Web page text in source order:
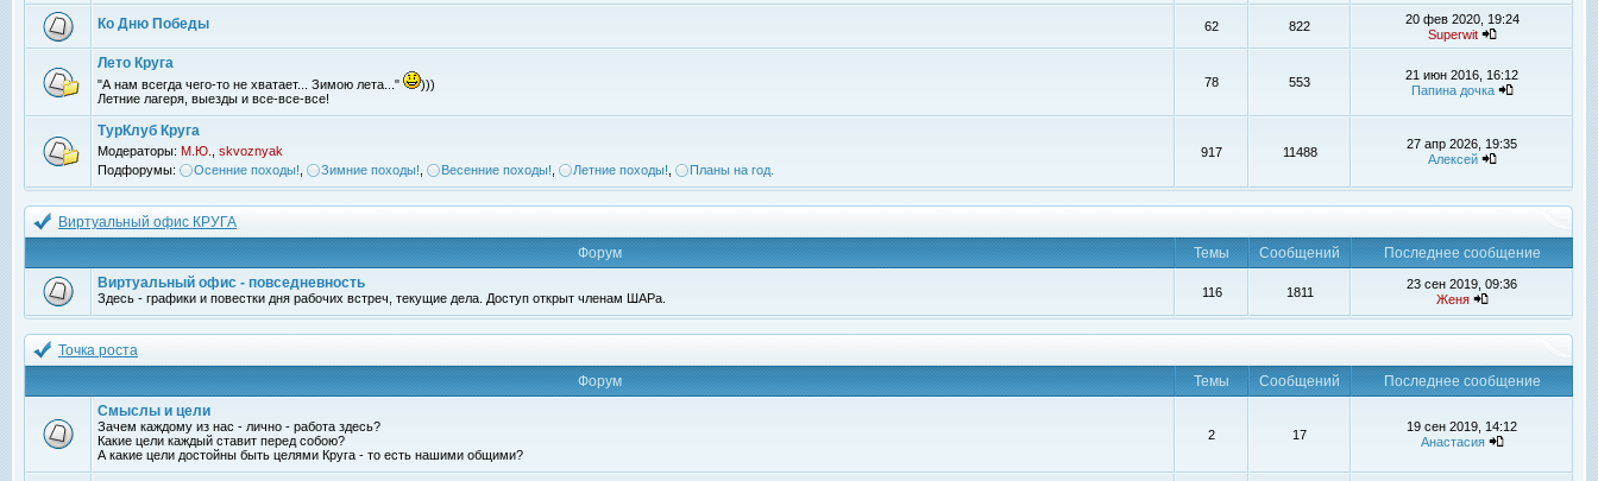
Ко Дню Победы 62 822
20 фев 2020, 19:24
Superwit
Лето Круга
"А нам всегда чего-то не хватает... Зимою лета..."
)))
Летние лагеря, выезды и все-все-все!
78 553
21 июн 2016, 16:12
Папина дочка
ТурКлуб Круга
Модераторы: М.Ю.
skvoznyak
Подфорумы:
Осенние походы! Зимние походы! Весенние походы! Летние походы! Планы на год.
917 11488
27 апр 2026, 19:35
Алексей
Виртуальный офис КРУГА
Форум
Темы Сообщений
Последнее сообщение
Виртуальный офис - повседневность
Здесь - графики и повестки дня рабочих встреч, текущие дела. Доступ открыт членам ШАРа. 116 1811
23 сен 2019, 09:36
Женя
Точка роста
Форум
Темы Сообщений
Последнее сообщение
Смыслы и цели
Зачем каждому из нас - лично - работа здесь?
Какие цели каждый ставит перед собою?
А какие цели достойны быть целями Круга - то есть нашими общими?
2 17
19 сен 2019, 14:12
Анастасия